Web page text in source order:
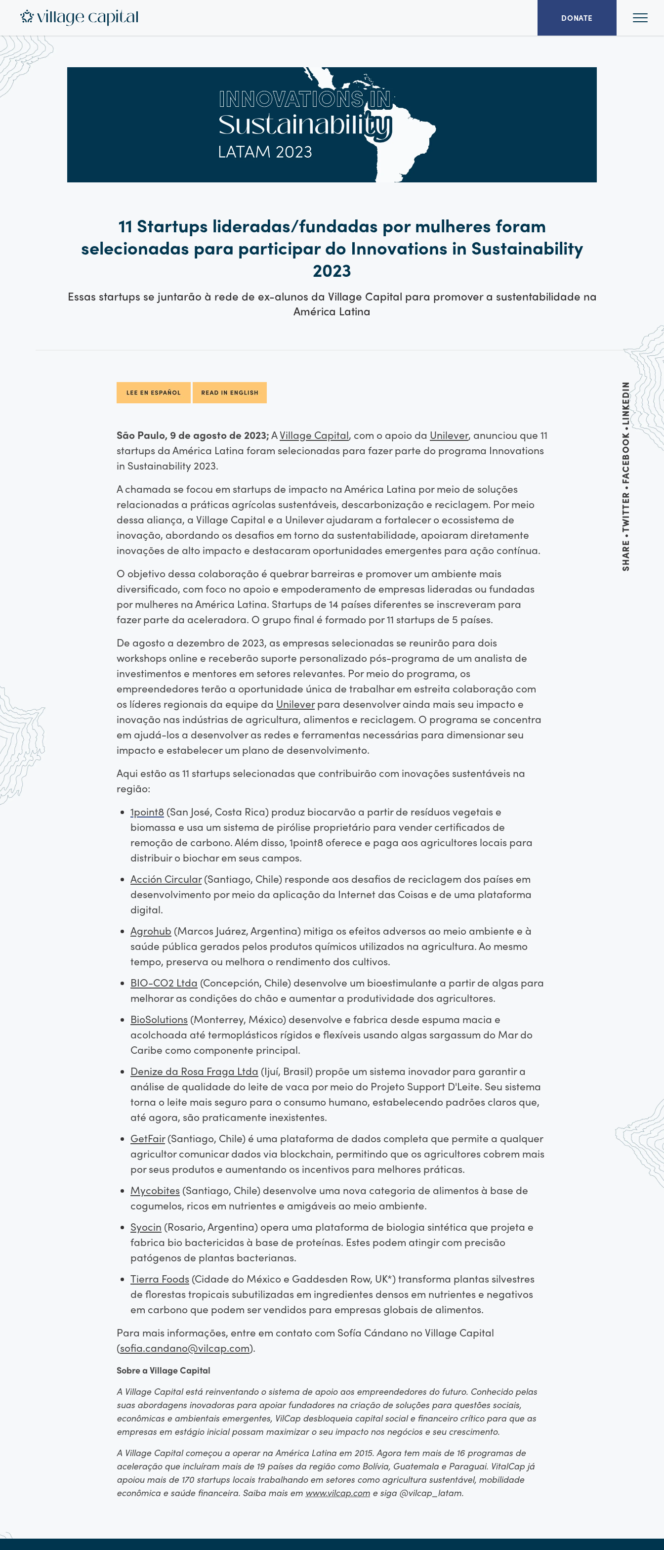
DONATE
11 Startups lideradas/fundadas por mulheres foram
selecionadas para participar do Innovations in Sustainability
2023
Essas startups se juntarão à rede de ex-alunos da Village Capital para promover a sustentabilidade na
América Latina
SHARE
TWITTER
FACEBOOK
LINKEDIN
São Paulo, 9 de agosto de 2023;AVillage Capital, com o apoio da Unilever, anunciou que 11
startups da América Latina foram selecionadas para fazer parte do programa Innovations
in Sustainability 2023.
A chamada se focou em startups de impacto na América Latina por meio de soluções
relacionadas a práticas agrícolas sustentáveis, descarbonização e reciclagem. Por meio
dessa aliança, a Village Capital e a Unilever ajudaram a fortalecer o ecossistema de
inovação, abordando os desafios em torno da sustentabilidade, apoiaram diretamente
inovações de alto impacto e destacaram oportunidades emergentes para ação contínua.
O objetivo dessa colaboração é quebrar barreiras e promover um ambiente mais
diversificado, com foco no apoio e empoderamento de empresas lideradas ou fundadas
por mulheres na América Latina. Startups de 14 países diferentes se inscreveram para
fazer parte da aceleradora. O grupo final é formado por 11 startups de 5 países.
De agosto a dezembro de 2023, as empresas selecionadas se reunirão para dois
workshops online e receberão suporte personalizado pós-programa de um analista de
investimentos e mentores em setores relevantes. Por meio do programa, os
empreendedores terão a oportunidade única de trabalhar em estreita colaboração com
os líderes regionais da equipe da Unileverpara desenvolver ainda mais seu impacto e
inovação nas indústrias de agricultura, alimentos e reciclagem. O programa se concentra
em ajudá-los a desenvolver as redes e ferramentas necessárias para dimensionar seu
impacto e estabelecer um plano de desenvolvimento.
Aqui estão as 11 startups selecionadas que contribuirão com inovações sustentáveis ​​na
região:
1point8 (San José, Costa Rica) produz biocarvão a partir de resíduos vegetais e
biomassa e usa um sistema de pirólise proprietário para vender certificados de
remoção de carbono. Além disso, 1point8 oferece e paga aos agricultores locais para
distribuir o biochar em seus campos.
Acción Circular(Santiago, Chile) responde aos desafios de reciclagem dos países em
desenvolvimento por meio da aplicação da Internet das Coisas e de uma plataforma
digital.
Agrohub (Marcos Juárez, Argentina) mitiga os efeitos adversos ao meio ambiente e à
saúde pública gerados pelos produtos químicos utilizados na agricultura. Ao mesmo
tempo, preserva ou melhora o rendimento dos cultivos.
BIO-CO2 Ltda (Concepción, Chile) desenvolve um bioestimulante a partir de algas para
melhorar as condições do chão e aumentar a produtividade dos agricultores.
BioSolutions (Monterrey, México) desenvolve e fabrica desde espuma macia e
acolchoada até termoplásticos rígidos e flexíveis usando algas sargassum do Mar do
Caribe como componente principal.
Denize da Rosa Fraga Ltda (Ijuí, Brasil) propõe um sistema inovador para garantir a
análise de qualidade do leite de vaca por meio do Projeto Support D'Leite. Seu sistema
torna o leite mais seguro para o consumo humano, estabelecendo padrões claros que,
até agora, são praticamente inexistentes.
GetFair(Santiago, Chile) é uma plataforma de dados completa que permite a qualquer
agricultor comunicar dados via blockchain, permitindo que os agricultores cobrem mais
por seus produtos e aumentando os incentivos para melhores práticas.
Mycobites (Santiago, Chile) desenvolve uma nova categoria de alimentos à base de
cogumelos, ricos em nutrientes e amigáveis ​​ao meio ambiente.
Syocin (Rosario, Argentina) opera uma plataforma de biologia sintética que projeta e
fabrica bio bactericidas à base de proteínas. Estes podem atingir com precisão
patógenos de plantas bacterianas.
Tierra Foods (Cidade do México e Gaddesden Row, UK*) transforma plantas silvestres
de florestas tropicais subutilizadas em ingredientes densos em nutrientes e negativos
em carbono que podem ser vendidos para empresas globais de alimentos.
Para mais informações, entre em contato com Sofía Cándano no Village Capital
(sofia.candano@vilcap.com).
Sobre a Village Capital
A Village Capital está reinventando o sistema de apoio aos empreendedores do futuro. Conhecido pelas
suas abordagens inovadoras para apoiar fundadores na criação de soluções para questões sociais,
econômicas e ambientais emergentes, VilCap desbloqueia capital social e financeiro crítico para que as
empresas em estágio inicial possam maximizar o seu impacto nos negócios e seu crescimento.
A Village Capital começou a operar na América Latina em 2015. Agora tem mais de 16 programas de
aceleração que incluíram mais de 19 países da região como Bolívia, Guatemala e Paraguai. VitalCap já
apoiou mais de 170 startups locais trabalhando em setores como agricultura sustentável, mobilidade
econômica e saúde financeira. Saiba mais em www.vilcap.com e siga @vilcap_latam.